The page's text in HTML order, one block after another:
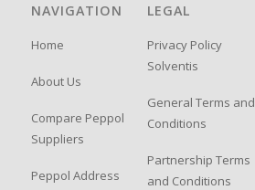
NAVIGATION
Home
About Us
Compare Peppol
Suppliers
Peppol Address
LEGAL
Privacy Policy
Solventis
General Terms and
Conditions
Partnership Terms
and Conditions